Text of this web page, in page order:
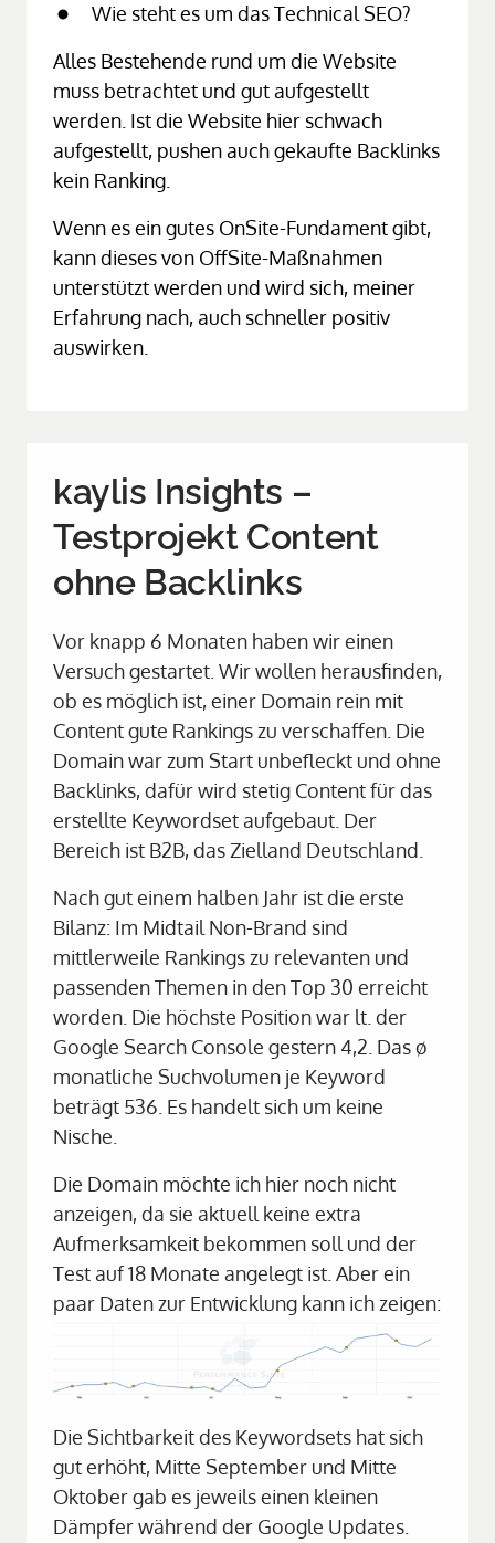
Wie steht es um das Technical SEO?
Alles Bestehende rund um die Website
muss betrachtet und gut aufgestellt
werden. Ist die Website hier schwach
aufgestellt, pushen auch gekaufte Backlinks
kein Ranking.
Wenn es ein gutes OnSite-Fundament gibt,
kann dieses von OffSite-Maßnahmen
unterstützt werden und wird sich, meiner
Erfahrung nach, auch schneller positiv
auswirken.
kaylis Insights –
Testprojekt Content
ohne Backlinks
Vor knapp 6 Monaten haben wir einen
Versuch gestartet. Wir wollen herausfinden,
ob es möglich ist, einer Domain rein mit
Content gute Rankings zu verschaffen. Die
Domain war zum Start unbefleckt und ohne
Backlinks, dafür wird stetig Content für das
erstellte Keywordset aufgebaut. Der
Bereich ist B2B, das Zielland Deutschland.
Nach gut einem halben Jahr ist die erste
Bilanz: Im Midtail Non-Brand sind
mittlerweile Rankings zu relevanten und
passenden Themen in den Top 30 erreicht
worden. Die höchste Position war lt. der
Google Search Console gestern 4,2. Das ø
monatliche Suchvolumen je Keyword
beträgt 536. Es handelt sich um keine
Nische.
Die Domain möchte ich hier noch nicht
anzeigen, da sie aktuell keine extra
Aufmerksamkeit bekommen soll und der
Test auf 18 Monate angelegt ist. Aber ein
paar Daten zur Entwicklung kann ich zeigen:
Die Sichtbarkeit des Keywordsets hat sich
gut erhöht, Mitte September und Mitte
Oktober gab es jeweils einen kleinen
Dämpfer während der Google Updates.